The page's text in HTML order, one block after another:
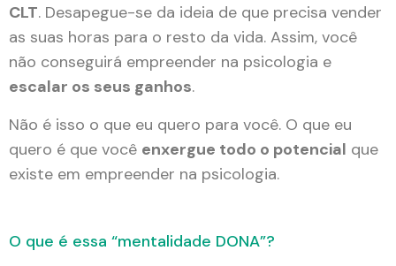
CLT. Desapegue-se da ideia de que precisa vender
as suas horas para o resto da vida. Assim, você
não conseguirá empreender na psicologia e
escalar os seus ganhos.
Não é isso o que eu quero para você. O que eu
quero é que você enxergue todo o potencial que
existe em empreender na psicologia.
O que é essa “mentalidade DONA”?